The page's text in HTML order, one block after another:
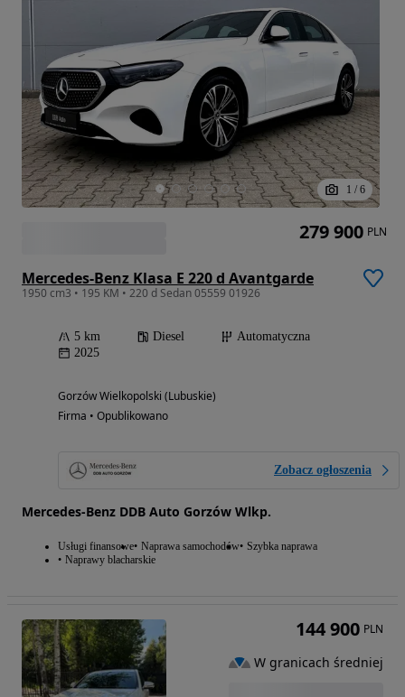
1 / 6
Mercedes-Benz Klasa E 220 d Avantgarde
1950 cm3 • 195 KM • 220 d Sedan 05559 01926
5 km Diesel
Automatyczna
2025
Gorzów Wielkopolski (Lubuskie)
Firma • Opublikowano
Zobacz ogłoszenia
Mercedes-Benz DDB Auto Gorzów Wlkp.
Usługi finansowe Naprawa samochodów Szybka naprawa
Naprawy blacharskie
279 900 PLN
144 900 PLN
W granicach średniej